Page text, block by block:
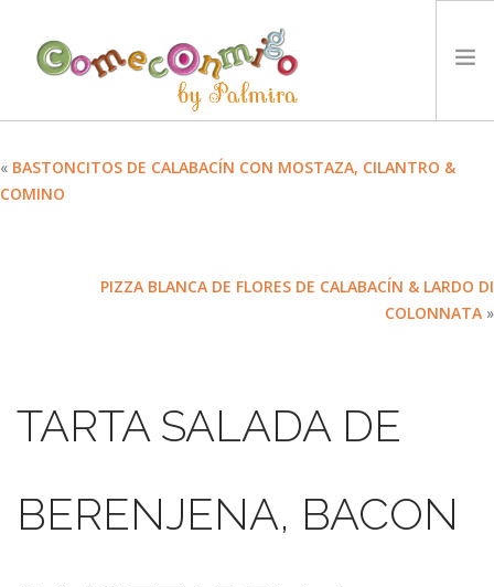
RECETAS
SEARCH SITE
« BASTONCITOS DE CALABACÍN CON MOSTAZA, CILANTRO &
COMINO
PIZZA BLANCA DE FLORES DE CALABACÍN & LARDO DI
COLONNATA »
TARTA SALADA DE
BERENJENA, BACON